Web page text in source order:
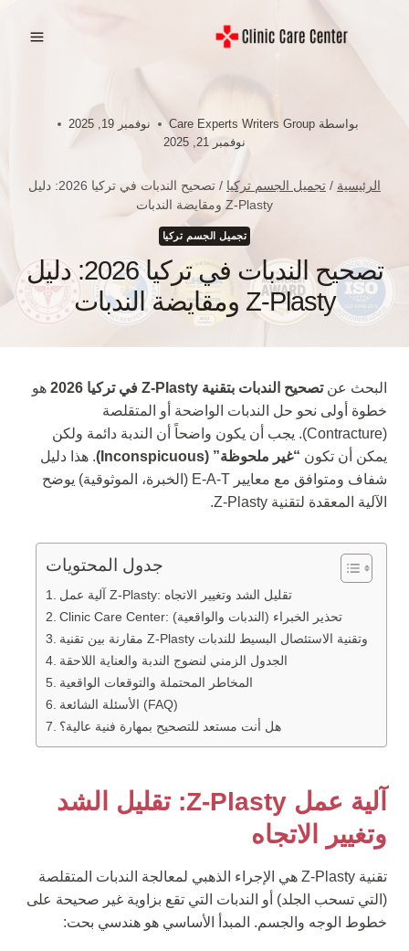
بواسطة Care Experts Writers Group
نوفمبر 19, 2025
نوفمبر 21, 2025
الرئيسية / تجميل الجسم تركيا /
تصحيح الندبات في تركيا 2026: دليل
Z-Plasty ومقايضة الندبات
تجميل الجسم تركيا
تصحيح الندبات في تركيا 2026: دليل
Z-Plasty ومقايضة الندبات
البحث عنتصحيح الندبات بتقنية Z-Plasty في تركيا 2026
هو
خطوة أولى نحو حل الندبات الواضحة أو المتقلصة
(Contracture). يجب أن يكون واضحاً أن الندبة دائمة ولكن
يمكن أن تكون “غير ملحوظة” (Inconspicuous)
. هذا دليل
شفاف ومتوافق مع معايير E-A-T (الخبرة، الموثوقية) يوضح
الآلية المعقدة لتقنية Z-Plasty.
جدول المحتويات
آلية عمل Z-Plasty: تقليل الشد وتغيير الاتجاه
Clinic Care Center: تحذير الخبراء (الندبات والواقعية)
مقارنة بين تقنية Z-Plasty وتقنية الاستئصال البسيط للندبات
الجدول الزمني لنضوج الندبة والعناية اللاحقة
المخاطر المحتملة والتوقعات الواقعية
الأسئلة الشائعة (FAQ)
هل أنت مستعد للتصحيح بمهارة فنية عالية؟
آلية عمل Z-Plasty: تقليل الشد
وتغيير الاتجاه
تقنية Z-Plasty هي الإجراء الذهبي لمعالجة الندبات المتقلصة
(التي تسحب الجلد) أو الندبات التي تقع بزاوية غير صحيحة على
خطوط الوجه والجسم. المبدأ الأساسي هو هندسي بحت: